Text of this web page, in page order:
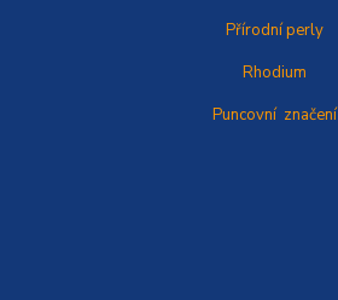
Přírodní perly
Rhodium
Puncovní značení